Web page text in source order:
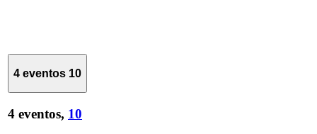
4 eventos 10
4 eventos, 10